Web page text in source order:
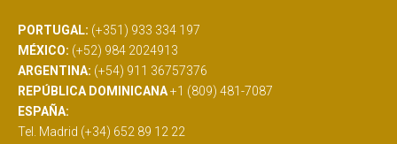
PORTUGAL: (+351) 933 334 197
MÉXICO: (+52) 984 2024913
ARGENTINA: (+54) 911 36757376
REPÚBLICA DOMINICANA+1 (809) 481-7087
ESPAÑA:
Tel. Madrid (+34) 652 89 12 22